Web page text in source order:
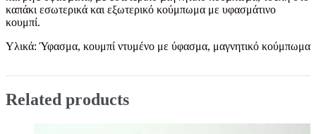
καπάκι εσωτερικά και εξωτερικό κούμπωμα με υφασμάτινο
κουμπί.
Υλικά: Ύφασμα, κουμπί ντυμένο με ύφασμα, μαγνητικό κούμπωμα
Related products